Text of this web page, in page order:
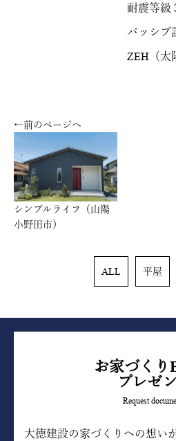
耐震等級
パッシブ
ZEH（太
←前のページへ
シンプルライフ（山陽
小野田市）
ALL 平屋
お家づくり
プレゼ
Request
大徳建設の家づくりへの想い